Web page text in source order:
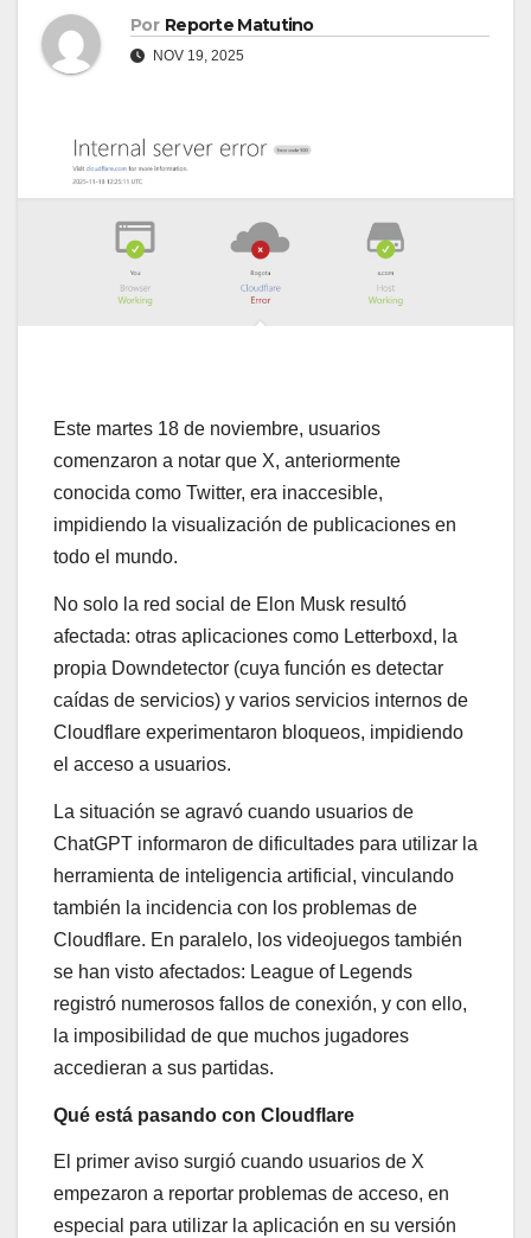
Por Reporte Matutino
NOV 19, 2025
Este martes 18 de noviembre, usuarios
comenzaron a notar que X, anteriormente
conocida como Twitter, era inaccesible,
impidiendo la visualización de publicaciones en
todo el mundo.
No solo la red social de Elon Musk resultó
afectada: otras aplicaciones como Letterboxd, la
propia Downdetector (cuya función es detectar
caídas de servicios) y varios servicios internos de
Cloudflare experimentaron bloqueos, impidiendo
el acceso a usuarios.
La situación se agravó cuando usuarios de
ChatGPT informaron de dificultades para utilizar la
herramienta de inteligencia artificial, vinculando
también la incidencia con los problemas de
Cloudflare. En paralelo, los videojuegos también
se han visto afectados: League of Legends
registró numerosos fallos de conexión, y con ello,
la imposibilidad de que muchos jugadores
accedieran a sus partidas.
Qué está pasando con Cloudflare
El primer aviso surgió cuando usuarios de X
empezaron a reportar problemas de acceso, en
especial para utilizar la aplicación en su versión